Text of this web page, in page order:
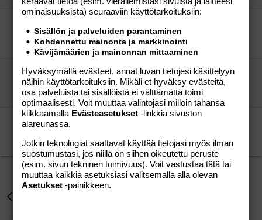
Reben
Perhe-elämä
0
Perhe-elämä
11.01.2006
Reben
oulun kotiäideille
elisamaria Perhe-elämä
4
Perhe-elämä
01.12.2004
cool mama
Kaikki uskovaiset hoi!! Ja muutkin!!
0
Perhe-elämä
22.08.2004
ana
ominaisuuk­sista) seuraaviin käyttötarkoituksiin:
Sisällön ja palveluiden parantaminen
Kohdennettu mainonta ja markkinointi
Kävijämäärien ja mainonnan mittaaminen
Hyväksymällä evästeet, annat luvan tietojesi käsittelyyn
näihin käyttötarkoituksiin. Mikäli et hyväksy evästeitä,
osa palveluista tai sisällöistä ei välttämättä toimi
optimaalisesti. Voit muuttaa valintojasi milloin tahansa
klikkaamalla Evästeasetukset -linkkiä sivuston
alareunassa.
Jotkin teknologiat saattavat käyttää tietojasi myös ilman
suostumustasi, jos niillä on siihen oikeutettu peruste
(esim. sivun tekninen toimivuus). Voit vastustaa tätä tai
muuttaa kaikkia asetuksiasi valitsemalla alla olevan
Asetukset -painikkeen.